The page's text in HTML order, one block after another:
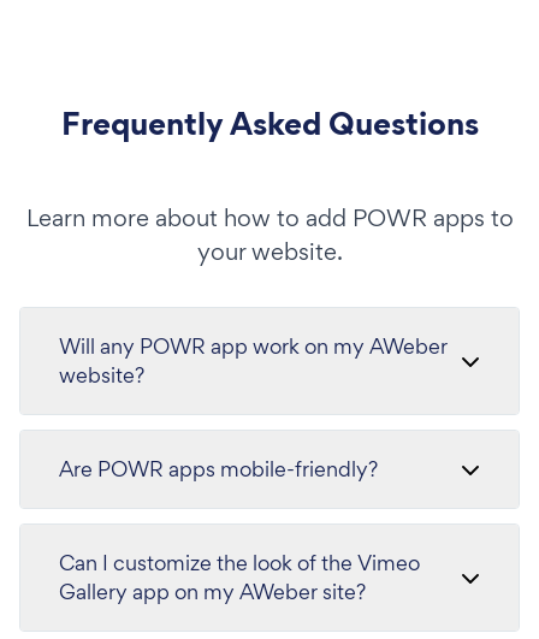
Frequently Asked Questions
Learn more about how to add POWR apps to
your website.
Will any POWR app work on my AWeber
website?
Are POWR apps mobile-friendly?
Can I customize the look of the Vimeo
Gallery app on my AWeber site?